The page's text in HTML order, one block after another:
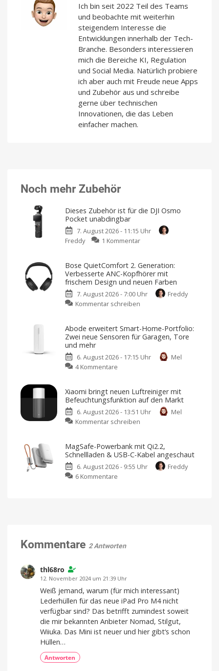
Ich bin seit 2022 Teil des Teams
und beobachte mit weiterhin
steigendem Interesse die
Entwicklungen innerhalb der Tech-
Branche. Besonders interessieren
mich die Bereiche KI, Regulation
und Social Media. Natürlich probiere
ich aber auch mit Freude neue Apps
und Zubehör aus und schreibe
gerne über technischen
Innovationen, die das Leben
einfacher machen.
Noch mehr Zubehör
Dieses Zubehör ist für die DJI Osmo
Pocket unabdingbar
7. August 2026 - 11:15 Uhr
Freddy
1 Kommentarzu
ist
für
die
DJI
Nutzt
ihr
die
Bose QuietComfort 2. Generation:
Verbesserte ANC-Kopfhörer mit
frischem Design und neuen Farben
7. August 2026 - 7:00 Uhr
Freddy
Kommentar schreiben
2.
Generation:
Verbesserte
ANC-
frischem
Design
neuen
Euro
vorbestellen
Abode erweitert Smart-Home-Portfolio:
Zwei neue Sensoren für Garagen, Tore
und mehr
6. August 2026 - 17:15 Uhr
Mel
4 Kommentare
Smart-
Home-
Portfolio:
Zwei
für
Garagen,
Tore
Xiaomi bringt neuen Luftreiniger mit
Befeuchtungsfunktion auf den Markt
6. August 2026 - 13:51 Uhr
Mel
Kommentar schreiben
neuen
Luftreiniger
mit
MagSafe-Powerbank mit Qi2.2,
Schnellladen & USB-C-Kabel angeschaut
6. August 2026 - 9:55 Uhr
Freddy
6 Kommentare
C-
Mit
10.000
von
Kommentare 2 Antworten
thl68ro
12. November 2024 um 21:39 Uhr
Weiß jemand, warum (für mich interessant)
Lederhüllen für das neue iPad Pro M4 nicht
verfügbar sind? Das betrifft zumindest soweit
die mir bekannten Anbieter Nomad, Stilgut,
Wiiuka. Das Mini ist neuer und hier gibt‘s schon
Hüllen…
Antworten